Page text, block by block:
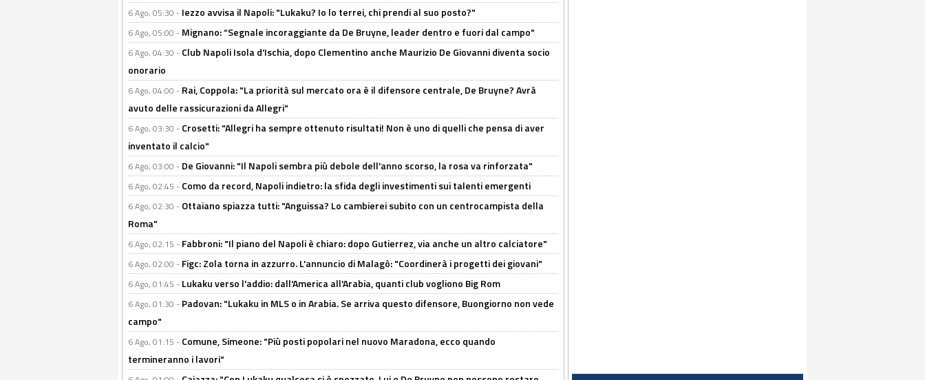
6 Ago, 05:30 - Iezzo avvisa il Napoli: "Lukaku? Io lo terrei, chi prendi al suo posto?"
6 Ago, 05:00 - Mignano: “Segnale incoraggiante da De Bruyne, leader dentro e fuori dal campo"
6 Ago, 04:30 - Club Napoli Isola d'Ischia, dopo Clementino anche Maurizio De Giovanni diventa socio
onorario
6 Ago, 04:00 - Rai, Coppola: "La priorità sul mercato ora è il difensore centrale, De Bruyne? Avrà
avuto delle rassicurazioni da Allegri"
6 Ago, 03:30 - Crosetti: "Allegri ha sempre ottenuto risultati! Non è uno di quelli che pensa di aver
inventato il calcio"
6 Ago, 03:00 - De Giovanni: "Il Napoli sembra più debole dell'anno scorso, la rosa va rinforzata"
6 Ago, 02:45 - Como da record, Napoli indietro: la sfida degli investimenti sui talenti emergenti
6 Ago, 02:30 - Ottaiano spiazza tutti: "Anguissa? Lo cambierei subito con un centrocampista della
Roma"
6 Ago, 02:15 - Fabbroni: "Il piano del Napoli è chiaro: dopo Gutierrez, via anche un altro calciatore"
6 Ago, 02:00 - Figc: Zola torna in azzurro. L'annuncio di Malagò: "Coordinerà i progetti dei giovani"
6 Ago, 01:45 - Lukaku verso l'addio: dall'America all'Arabia, quanti club vogliono Big Rom
6 Ago, 01:30 - Padovan: "Lukaku in MLS o in Arabia. Se arriva questo difensore, Buongiorno non vede
campo"
6 Ago, 01:15 - Comune, Simeone: "Più posti popolari nel nuovo Maradona, ecco quando
termineranno i lavori"